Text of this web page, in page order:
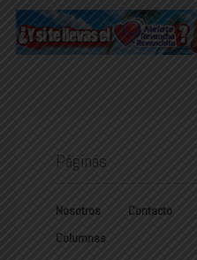
Páginas
Nosotros Contacto
Columnas